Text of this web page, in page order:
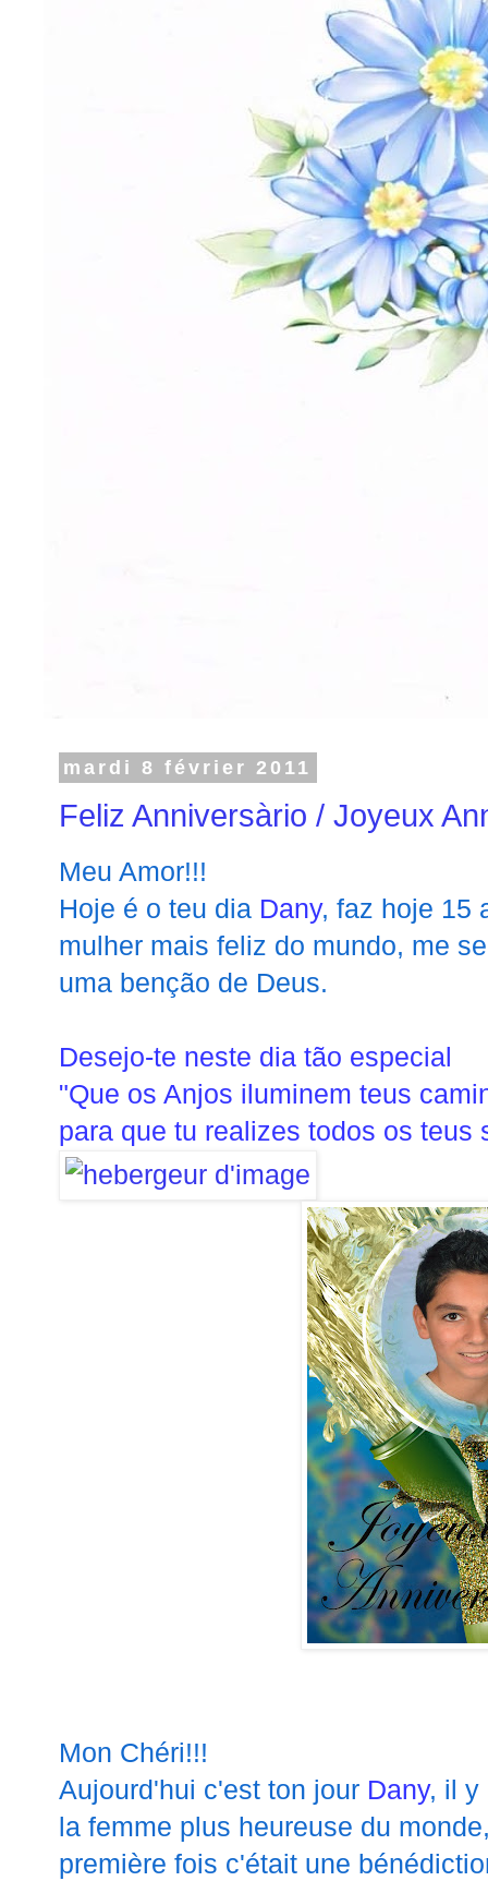
mardi 8 février 2011
Feliz Anniversàrio / Joyeux
Meu Amor!!!
Hoje é o teu dia Dany, faz hoje 15
mulher mais feliz do mundo, me
uma benção de Deus.
Desejo-te neste dia tão especial
"Que os Anjos iluminem teus
para que tu realizes todos os teus
Mon Chéri!!!
Aujourd'hui c'est ton jour Dany, il y
la femme plus heureuse du
première fois c'était une